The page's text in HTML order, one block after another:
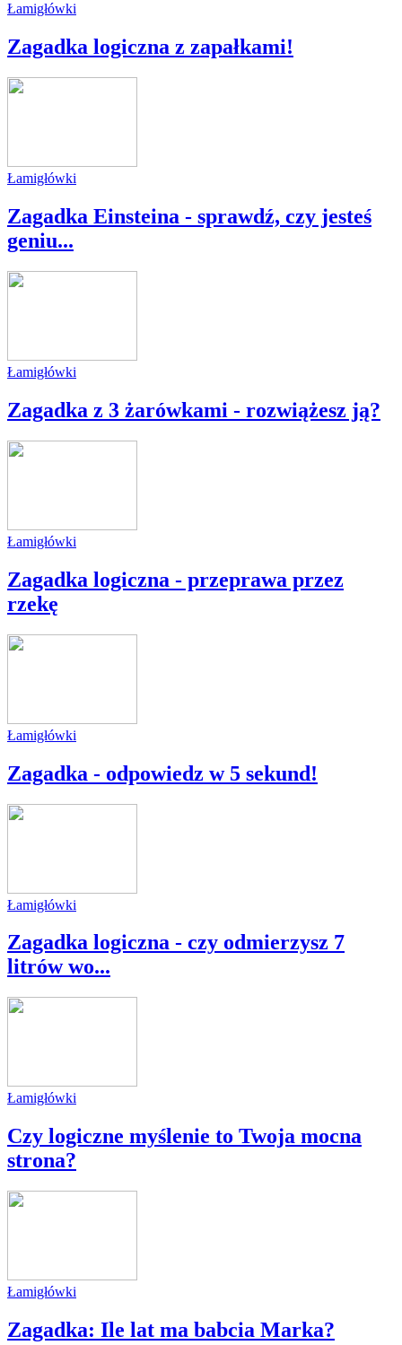
Łamigłówki
Zagadka logiczna z zapałkami!
Łamigłówki
Zagadka Einsteina - sprawdź, czy jesteś
geniu...
Łamigłówki
Zagadka z 3 żarówkami - rozwiążesz ją?
Łamigłówki
Zagadka logiczna - przeprawa przez
rzekę
Łamigłówki
Zagadka - odpowiedz w 5 sekund!
Łamigłówki
Zagadka logiczna - czy odmierzysz 7
litrów wo...
Łamigłówki
Czy logiczne myślenie to Twoja mocna
strona?
Łamigłówki
Zagadka: Ile lat ma babcia Marka?